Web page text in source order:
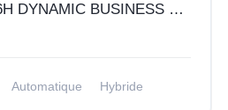
TOYOTA YARIS 116H DYNAMIC BUSINESS 5P + PROGRAMME BEYOND ZERO ACADEMY MY21
Automatique Hybride